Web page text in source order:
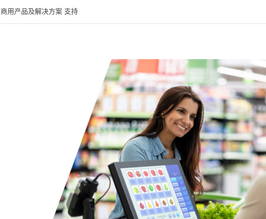
商用产品及解决方案 支持